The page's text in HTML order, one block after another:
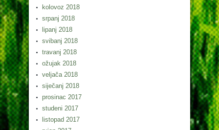
kolovoz 2018
srpanj 2018
lipanj 2018
svibanj 2018
travanj 2018
ožujak 2018
veljača 2018
siječanj 2018
prosinac 2017
studeni 2017
listopad 2017